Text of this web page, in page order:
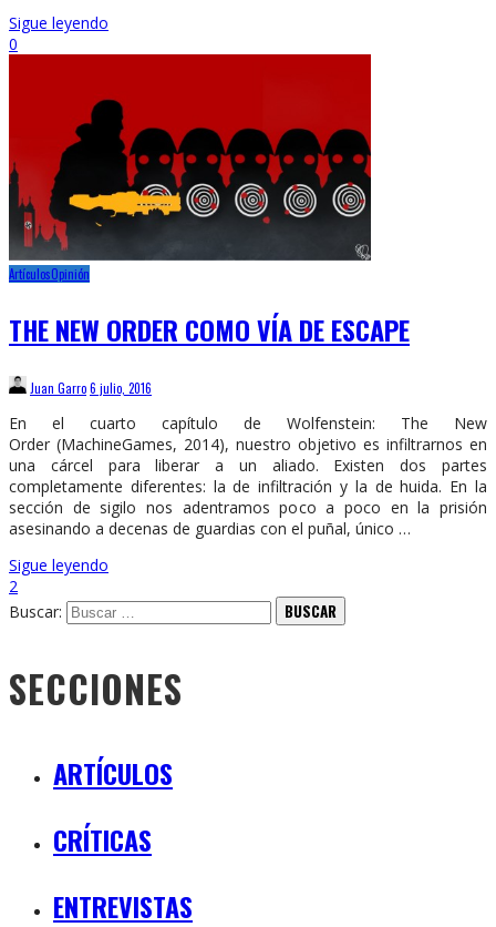
Sigue leyendo
0
ArtículosOpinión
THE NEW ORDER COMO VÍA DE ESCAPE
Juan Garro6 julio, 2016
En el cuarto capítulo de Wolfenstein: The New
Order (MachineGames, 2014), nuestro objetivo es infiltrarnos en
una cárcel para liberar a un aliado. Existen dos partes
completamente diferentes: la de infiltración y la de huida. En la
sección de sigilo nos adentramos poco a poco en la prisión
asesinando a decenas de guardias con el puñal, único …
Sigue leyendo
2
Buscar:
SECCIONES
ARTÍCULOS
CRÍTICAS
ENTREVISTAS